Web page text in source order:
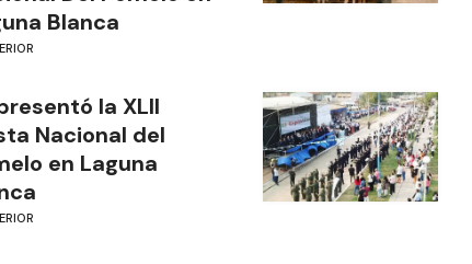
Blanca
la XLII
Nacional del
en Laguna